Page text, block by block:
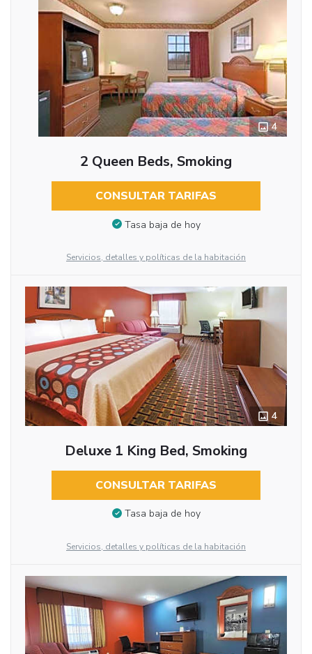
4
2 Queen Beds, Smoking
CONSULTAR TARIFAS
Tasa baja de hoy
Servicios, detalles y políticas de la habitación
4
Deluxe 1 King Bed, Smoking
CONSULTAR TARIFAS
Tasa baja de hoy
Servicios, detalles y políticas de la habitación